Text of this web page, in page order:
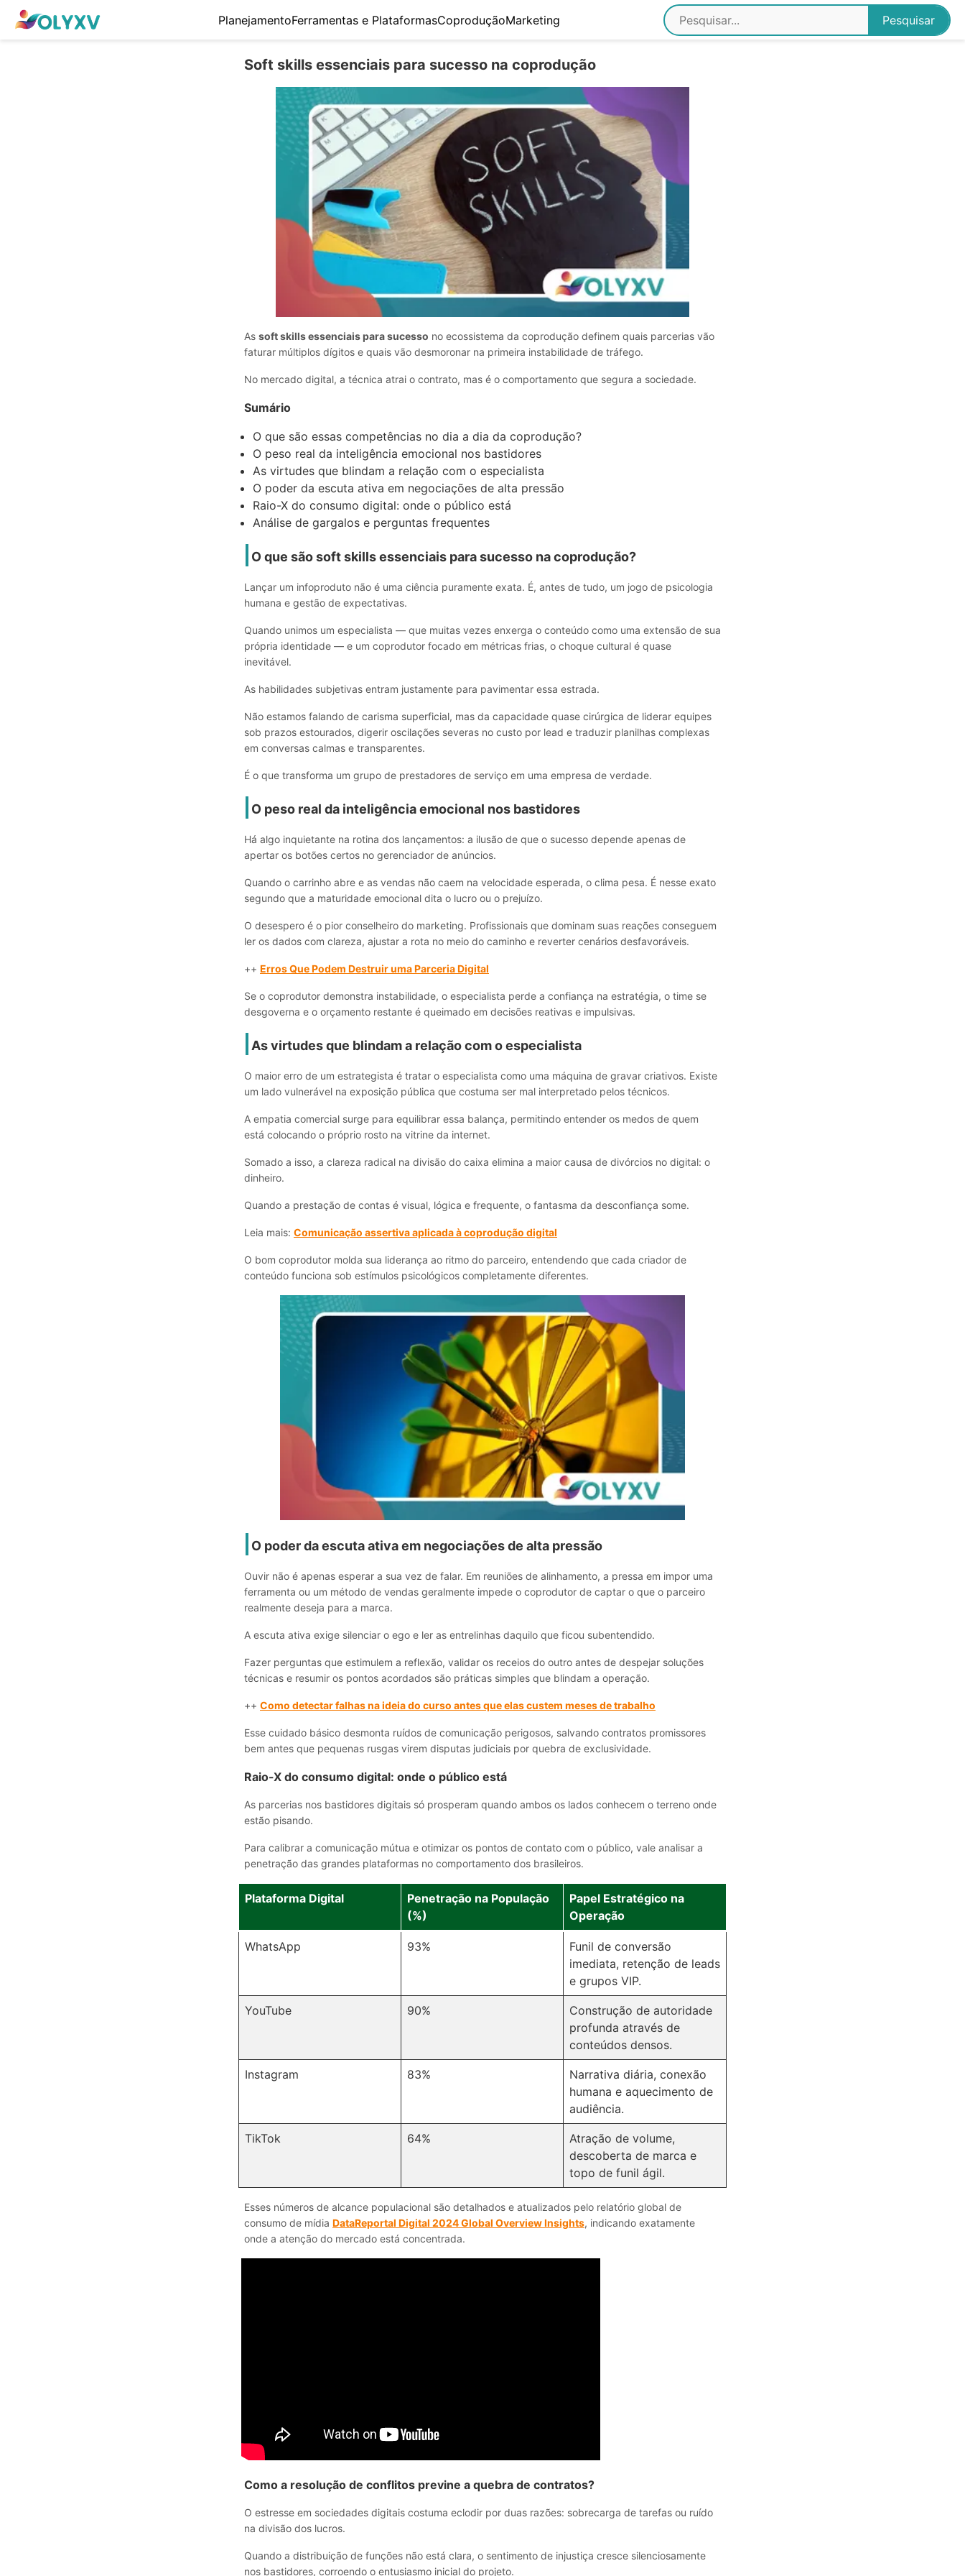
PlanejamentoFerramentas e PlataformasCoproduçãoMarketing
Soft skills essenciais para sucesso na coprodução
As soft skills essenciais para sucesso no ecossistema da coprodução definem quais parcerias vão
faturar múltiplos dígitos e quais vão desmoronar na primeira instabilidade de tráfego.
No mercado digital, a técnica atrai o contrato, mas é o comportamento que segura a sociedade.
Sumário
O que são essas competências no dia a dia da coprodução?
O peso real da inteligência emocional nos bastidores
As virtudes que blindam a relação com o especialista
O poder da escuta ativa em negociações de alta pressão
Raio-X do consumo digital: onde o público está
Análise de gargalos e perguntas frequentes
O que são soft skills essenciais para sucesso na coprodução?
Lançar um infoproduto não é uma ciência puramente exata. É, antes de tudo, um jogo de psicologia
humana e gestão de expectativas.
Quando unimos um especialista — que muitas vezes enxerga o conteúdo como uma extensão de sua
própria identidade — e um coprodutor focado em métricas frias, o choque cultural é quase
inevitável.
As habilidades subjetivas entram justamente para pavimentar essa estrada.
Não estamos falando de carisma superficial, mas da capacidade quase cirúrgica de liderar equipes
sob prazos estourados, digerir oscilações severas no custo por lead e traduzir planilhas complexas
em conversas calmas e transparentes.
É o que transforma um grupo de prestadores de serviço em uma empresa de verdade.
O peso real da inteligência emocional nos bastidores
Há algo inquietante na rotina dos lançamentos: a ilusão de que o sucesso depende apenas de
apertar os botões certos no gerenciador de anúncios.
Quando o carrinho abre e as vendas não caem na velocidade esperada, o clima pesa. É nesse exato
segundo que a maturidade emocional dita o lucro ou o prejuízo.
O desespero é o pior conselheiro do marketing. Profissionais que dominam suas reações conseguem
ler os dados com clareza, ajustar a rota no meio do caminho e reverter cenários desfavoráveis.
++ Erros Que Podem Destruir uma Parceria Digital
Se o coprodutor demonstra instabilidade, o especialista perde a confiança na estratégia, o time se
desgoverna e o orçamento restante é queimado em decisões reativas e impulsivas.
As virtudes que blindam a relação com o especialista
O maior erro de um estrategista é tratar o especialista como uma máquina de gravar criativos. Existe
um lado vulnerável na exposição pública que costuma ser mal interpretado pelos técnicos.
A empatia comercial surge para equilibrar essa balança, permitindo entender os medos de quem
está colocando o próprio rosto na vitrine da internet.
Somado a isso, a clareza radical na divisão do caixa elimina a maior causa de divórcios no digital: o
dinheiro.
Quando a prestação de contas é visual, lógica e frequente, o fantasma da desconfiança some.
Leia mais: Comunicação assertiva aplicada à coprodução digital
O bom coprodutor molda sua liderança ao ritmo do parceiro, entendendo que cada criador de
conteúdo funciona sob estímulos psicológicos completamente diferentes.
O poder da escuta ativa em negociações de alta pressão
Ouvir não é apenas esperar a sua vez de falar. Em reuniões de alinhamento, a pressa em impor uma
ferramenta ou um método de vendas geralmente impede o coprodutor de captar o que o parceiro
realmente deseja para a marca.
A escuta ativa exige silenciar o ego e ler as entrelinhas daquilo que ficou subentendido.
Fazer perguntas que estimulem a reflexão, validar os receios do outro antes de despejar soluções
técnicas e resumir os pontos acordados são práticas simples que blindam a operação.
++ Como detectar falhas na ideia do curso antes que elas custem meses de trabalho
Esse cuidado básico desmonta ruídos de comunicação perigosos, salvando contratos promissores
bem antes que pequenas rusgas virem disputas judiciais por quebra de exclusividade.
Raio-X do consumo digital: onde o público está
As parcerias nos bastidores digitais só prosperam quando ambos os lados conhecem o terreno onde
estão pisando.
Para calibrar a comunicação mútua e otimizar os pontos de contato com o público, vale analisar a
penetração das grandes plataformas no comportamento dos brasileiros.
Plataforma Digital
Penetração na População
(%)
Papel Estratégico na
Operação
WhatsApp 93%
Funil de conversão
imediata, retenção de leads
e grupos VIP.
YouTube 90%
Construção de autoridade
profunda através de
conteúdos densos.
Instagram 83%
Narrativa diária, conexão
humana e aquecimento de
audiência.
TikTok 64%
Atração de volume,
descoberta de marca e
topo de funil ágil.
Esses números de alcance populacional são detalhados e atualizados pelo relatório global de
consumo de mídia DataReportal Digital 2024 Global Overview Insights, indicando exatamente
onde a atenção do mercado está concentrada.
Como a resolução de conflitos previne a quebra de contratos?
O estresse em sociedades digitais costuma eclodir por duas razões: sobrecarga de tarefas ou ruído
na divisão dos lucros.
Quando a distribuição de funções não está clara, o sentimento de injustiça cresce silenciosamente
nos bastidores, corroendo o entusiasmo inicial do projeto.